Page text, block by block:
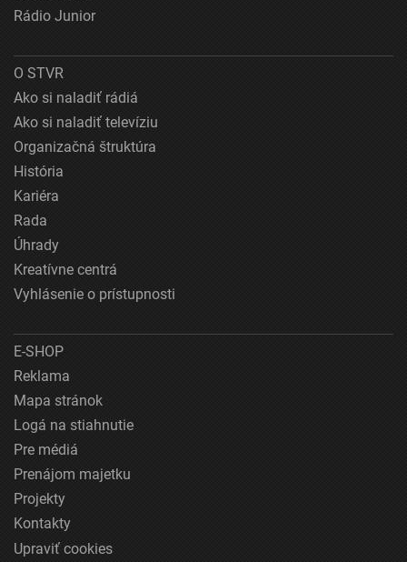
Rádio Junior
O STVR
Ako si naladiť rádiá
Ako si naladiť televíziu
Organizačná štruktúra
História
Kariéra
Rada
Úhrady
Kreatívne centrá
Vyhlásenie o prístupnosti
E-SHOP
Reklama
Mapa stránok
Logá na stiahnutie
Pre médiá
Prenájom majetku
Projekty
Kontakty
Upraviť cookies